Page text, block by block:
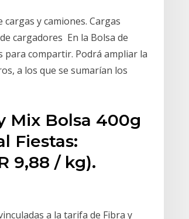
y camiones. Cargas
cargadores En la Bolsa de
compartir. Podrá ampliar la
a los que se sumarían los
Mix Bolsa 400g
Fiestas:
9,88 / kg).
a la tarifa de Fibra y